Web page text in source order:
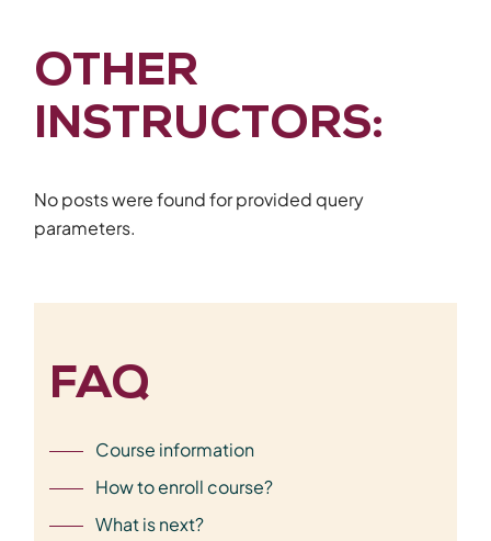
OTHER
INSTRUCTORS:
No posts were found for provided query
parameters.
FAQ
Course information
How to enroll course?
What is next?